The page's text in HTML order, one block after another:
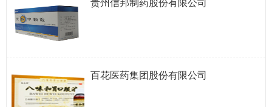
贵州信邦制药股份有限公司
百花医药集团股份有限公司